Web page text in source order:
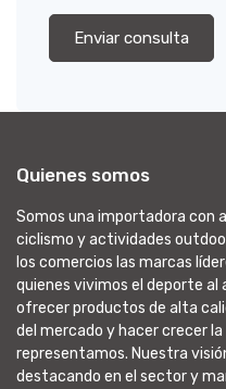
Enviar consulta
Quienes somos
Somos una importadora con
ciclismo y actividades
los comercios las marcas
quienes vivimos el deporte al
ofrecer productos de alta
del mercado y hacer crecer
representamos. Nuestra
destacando en el sector y